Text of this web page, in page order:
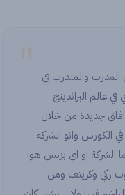
"
والمتدرب في
عالم البراندينج
جديدة من خلال
الكورس وانو الشركة
او اي بزنس هوا
زكي وكريتف ومن